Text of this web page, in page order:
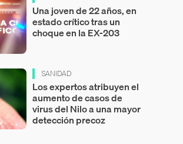
Una joven de 22 años, en
estado crítico tras un
choque en la EX-203
SANIDAD
Los expertos atribuyen el
aumento de casos de
virus del Nilo a una mayor
detección precoz